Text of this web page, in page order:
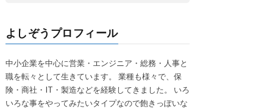
よしぞうプロフィール
中小企業を中心に営業・エンジニア・総務・人事と
職を転々として生きています。 業種も様々で、保
険・商社・IT・製造などを経験してきました。 いろ
いろな事をやってみたいタイプなので飽きっぽいな